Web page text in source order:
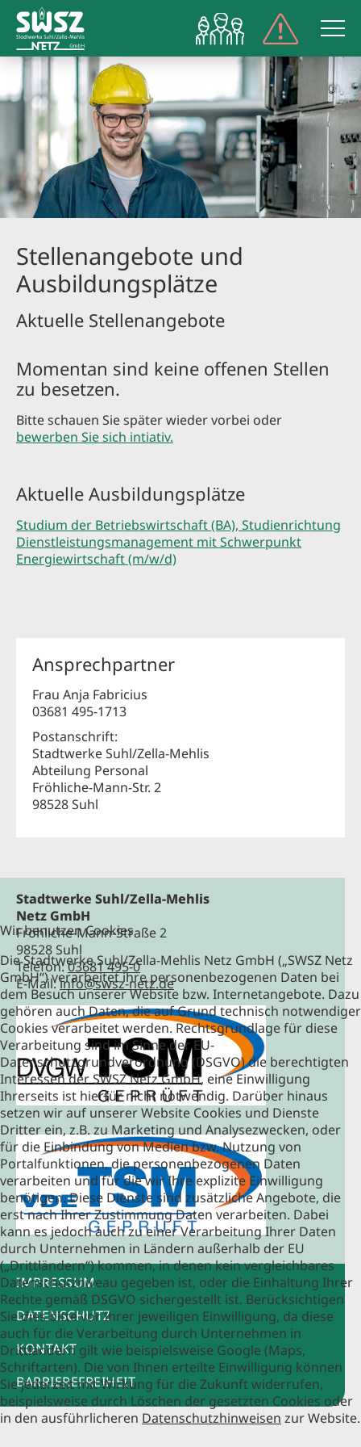
Stellenangebote und
Ausbildungsplätze
Aktuelle Stellenangebote
Momentan sind keine offenen Stellen
zu besetzen.
Bitte schauen Sie später wieder vorbei oder
bewerben Sie sich intiativ.
Aktuelle Ausbildungsplätze
Studium der Betriebswirtschaft (BA), Studienrichtung
Dienstleistungsmanagement mit Schwerpunkt
Energiewirtschaft (m/w/d)
Ansprechpartner
Frau Anja Fabricius
03681 495-1713
Postanschrift:
Stadtwerke Suhl/Zella-Mehlis
Abteilung Personal
Fröhliche-Mann-Str. 2
98528 Suhl
Stadtwerke Suhl/Zella-Mehlis
Netz GmbH
Fröhliche-Mann-Straße 2
98528 Suhl
Telefon:03681 495-0
E-Mail:info@swsz-netz.de
IMPRESSUM
DATENSCHUTZ
KONTAKT
BARRIEREFREIHEIT
Wir benutzen Cookies
Die Stadtwerke Suhl/Zella-Mehlis Netz GmbH („SWSZ Netz
GmbH“) verarbeitet ihre personenbezogenen Daten bei
dem Besuch unserer Website bzw. Internetangebote. Dazu
gehören auch Daten, die auf Grund technisch notwendiger
Cookies verarbeitet werden. Rechtsgrundlage für diese
Verarbeitung sind im Sinne der EU-
Datenschutzgrundverordnung (DSGVO) die berechtigten
Interessen der SWSZ Netz GmbH, eine Einwilligung
Ihrerseits ist hierfür nicht notwendig. Darüber hinaus
setzen wir auf unserer Website Cookies und Dienste
Dritter ein, z.B. zu Marketing und Analysezwecken, oder
für die Einbindung von Medien bzw. Nutzung von
Portalfunktionen, die personenbezogenen Daten
verarbeiten und für die wir Ihre explizite Einwilligung
benötigen. Diese Dienste sind zusätzliche Angebote, die
erst nach Ihrer Zustimmung Daten verarbeiten. Dabei
kann es jedoch auch zu einer Verarbeitung Ihrer Daten
durch Unternehmen in Ländern außerhalb der EU
(„Drittländern“) kommen, in denen kein vergleichbares
Datenschutzniveau gegeben ist, oder die Einhaltung Ihrer
Rechte gemäß DSGVO sichergestellt ist. Berücksichtigen
Sie dies bitte vor Ihrer jeweiligen Einwilligung, da diese
auch für die Verarbeitung durch Unternehmen in
Drittländern gilt wie beispielsweise Google (Maps,
Schriftarten). Die von Ihnen erteilte Einwilligung können
Sie jederzeit mit Wirkung für die Zukunft widerrufen,
beispielsweise durch Löschen der gesetzten Cookies oder
in den ausführlicheren Datenschutzhinweisen zur Website.